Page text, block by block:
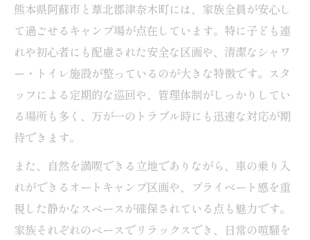
熊本イベントとキャンプ場の最新情報をチ
ェック
今日行けるイベントとキャンプ場の組み合
わせ術
子ども向けキャンプ場イベントの注目ポイ
ント
週末を彩るキャンプ場イベントの選び方と
魅力
阿蘇・津奈木町の季節イベントで遊ぶ方法
季節ごとに楽しめるキャンプ場イベント解
熊本県阿蘇市と葦北郡津奈木町には、家族全員が安心し
て過ごせるキャンプ場が点在しています。特に子ども連
れや初心者にも配慮された安全な区画や、清潔なシャワ
ー・トイレ施設が整っているのが大きな特徴です。スタ
ッフによる定期的な巡回や、管理体制がしっかりしてい
る場所も多く、万が一のトラブル時にも迅速な対応が期
待できます。
また、自然を満喫できる立地でありながら、車の乗り入
れができるオートキャンプ区画や、プライベート感を重
視した静かなスペースが確保されている点も魅力です。
家族それぞれのペースでリラックスでき、日常の喧騒を